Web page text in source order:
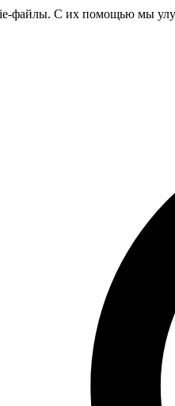
файлы. С их помощью мы